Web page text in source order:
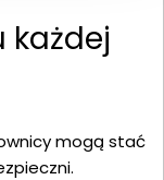
każdej
mogą stać